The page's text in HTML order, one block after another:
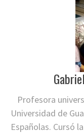
Profesora
Universidad de
Españolas. Cursó